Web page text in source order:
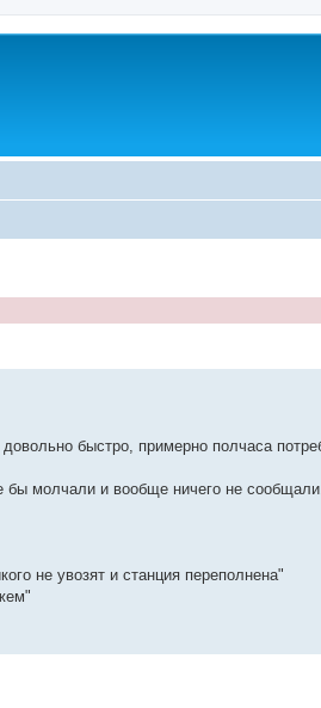
быстро, примерно полчаса
бы молчали и вообще ничего не
не увозят и станция переполнена"